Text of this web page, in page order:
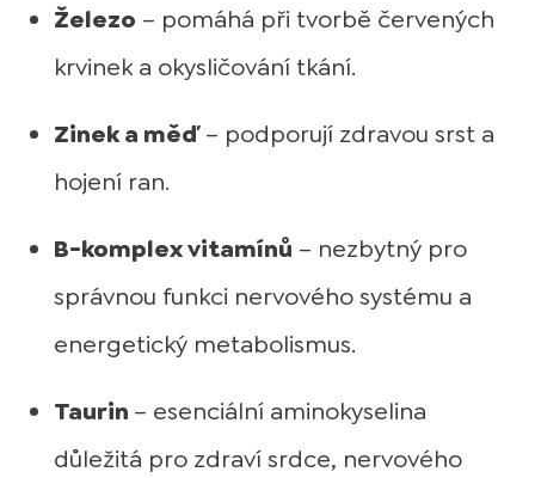
Železo – pomáhá při tvorbě červených
krvinek a okysličování tkání.
Zinek a měď– podporují zdravou srst a
hojení ran.
B-komplex vitamínů – nezbytný pro
správnou funkci nervového systému a
energetický metabolismus.
Taurin – esenciální aminokyselina
důležitá pro zdraví srdce, nervového